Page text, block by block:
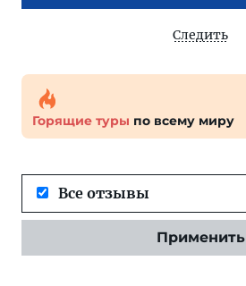
Следить
Горящие туры по всему миру
Все отзывы
Применить